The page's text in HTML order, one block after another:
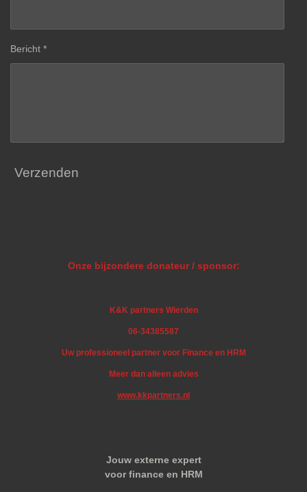
Bericht *
Verzenden
Onze bijzondere donateur / sponsor:
K&K partners Wierden
06-34385587
Uw professioneel partner voor Finance en HRM
Meer dan alleen advies
www.kkpartners.nl
Jouw externe expert
voor finance en HRM